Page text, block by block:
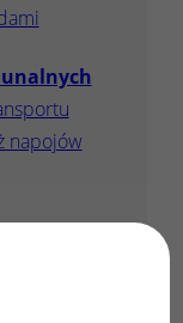
napojów